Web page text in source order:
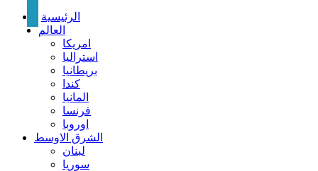
الرئيسية
العالم
امريكا
استراليا
بريطانيا
كندا
المانيا
فرنسا
اوروبا
الشرق الاوسط
لبنان
سوريا